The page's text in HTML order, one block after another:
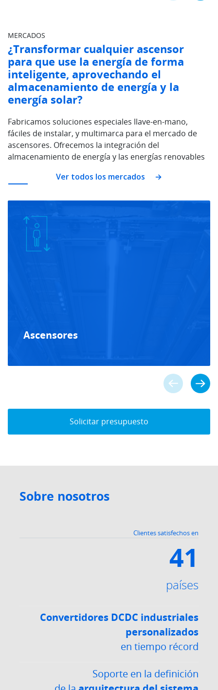
MERCADOS
¿Transformar cualquier ascensor
para que use la energía de forma
inteligente, aprovechando el
almacenamiento de energía y la
energía solar?
Fabricamos soluciones especiales llave-en-mano,
fáciles de instalar, y multimarca para el mercado de
ascensores. Ofrecemos la integración del
almacenamiento de energía y las energías renovables
Ver todos los mercados
Ascensores
Solicitar presupuesto
Sobre nosotros
Clientes satisfechos en
41
países
Convertidores DCDC industriales
personalizados
en tiempo récord
Soporte en la definición